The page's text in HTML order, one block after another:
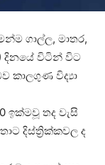
ගාල්ල, මාතර,
දිනයේ විටින් විට
කාලගුණ විද්‍යා
ඉක්මවූ තද වැසි
දිස්ත්‍රික්කවල ද